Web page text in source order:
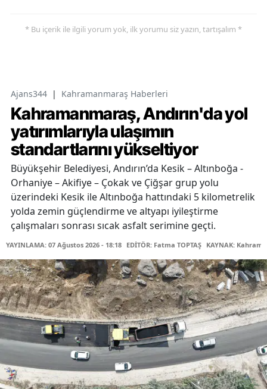
* Bu içerik ile ilgili yorum yok, ilk yorumu siz yazın, tartışalım *
Ajans344 | Kahramanmaraş Haberleri
Kahramanmaraş, Andırın'da yol
yatırımlarıyla ulaşımın
standartlarını yükseltiyor
Büyükşehir Belediyesi, Andırın’da Kesik – Altınboğa -
Orhaniye – Akifiye – Çokak ve Çiğşar grup yolu
üzerindeki Kesik ile Altınboğa hattındaki 5 kilometrelik
yolda zemin güçlendirme ve altyapı iyileştirme
çalışmaları sonrası sıcak asfalt serimine geçti.
YAYINLAMA: 07 Ağustos 2026 - 18:18 EDİTÖR: Fatma TOPTAŞ KAYNAK: